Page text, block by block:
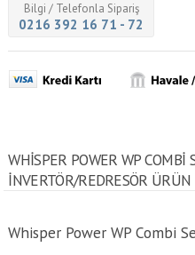
Bilgi / Telefonla Sipariş
0216 392 16 71 - 72
WHISPER POWER WP COMBI
İNVERTÖR/REDRESÖR
Whisper Power WP Combi